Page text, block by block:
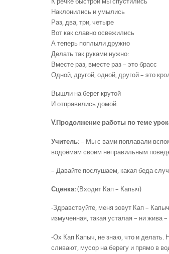
Наклонились и умылись
Раз, два, три, четыре
Вот как славно освежились
А теперь поплыли дружно
Делать так руками нужно:
Вместе раз, вместе раз – это брасс
Одной, другой, одной, другой – это
Вышли на берег крутой
И отправились домой.
V.Продолжение работы по теме
Учитель:– Мы с вами поплавали
водоёмам своим неправильным
– Давайте послушаем, какая беда
Сценка:(Входит Кап – Капыч)
-Здравствуйте, меня зовут Кап –
измученная, такая усталая – ни жива
-Ох Кап Капыч, не знаю, что и делать.
сливают, мусор на берегу и прямо в